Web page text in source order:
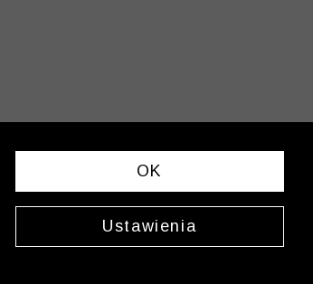
OK
Ustawienia